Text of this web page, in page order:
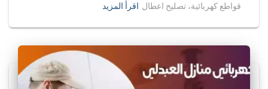
قواطع كهربائية، تصليح اعطال اقرأ المزيد